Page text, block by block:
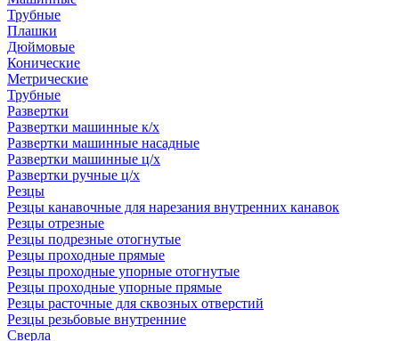
Трубные
Плашки
Дюймовые
Конические
Метрические
Трубные
Развертки
Развертки машинные к/х
Развертки машинные насадные
Развертки машинные ц/х
Развертки ручные ц/х
Резцы
Резцы канавочные для нарезания внутренних канавок
Резцы отрезные
Резцы подрезные отогнутые
Резцы проходные прямые
Резцы проходные упорные отогнутые
Резцы проходные упорные прямые
Резцы расточные для сквозных отверстий
Резцы резьбовые внутренние
Сверла